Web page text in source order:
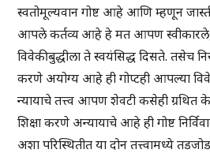
स्वतोमूल्यवान गोष्ट आहे आणि म्हणून
आपले कर्तव्य आहे हे मत आपण
विवेकी बुद्धीला ते स्वयंसिद्ध दिसते. तसेच
करणे अयोग्य आहे ही गोप्टही आपल्या
न्यायाचे तत्त्व आपण शेवटी कसेही ग्रथित
शिक्षा करणे अन्यायाचे आहे ही गोष्ट
अशा परिस्थितीत या दोन तत्त्वामध्ये